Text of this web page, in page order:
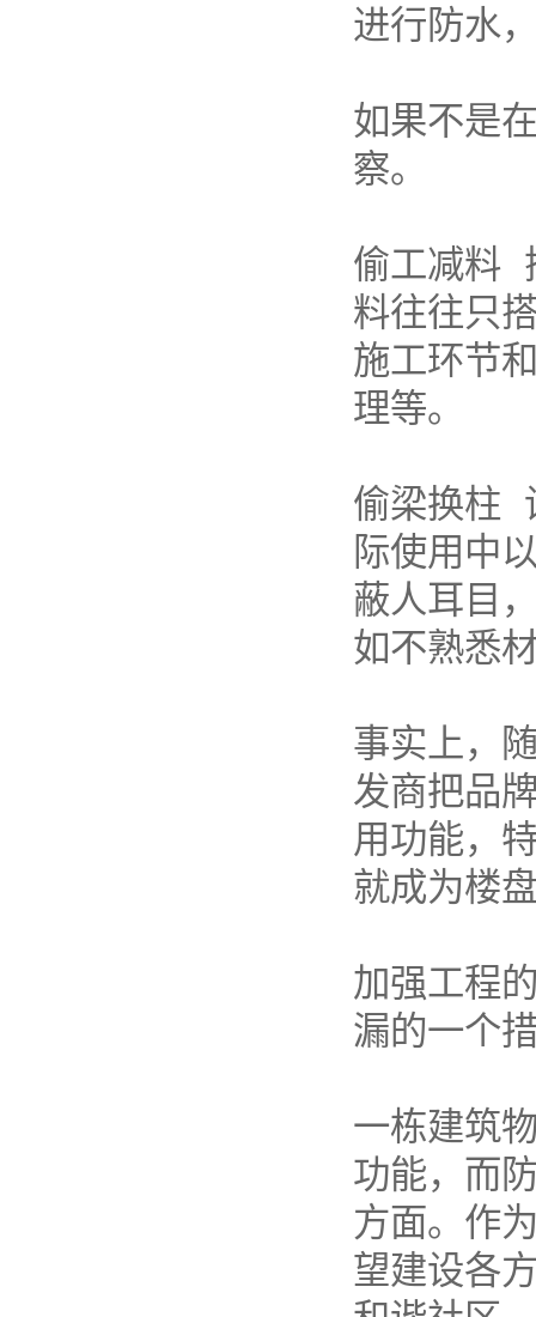
进行防水
如果不是
察。
偷工减料
料往往只
施工环节
理等。
偷梁换柱
际使用中
蔽人耳目
如不熟悉
事实上，
发商把品
用功能，
就成为楼
加强工程
漏的一个
一栋建筑
功能，而
方面。作
望建设各